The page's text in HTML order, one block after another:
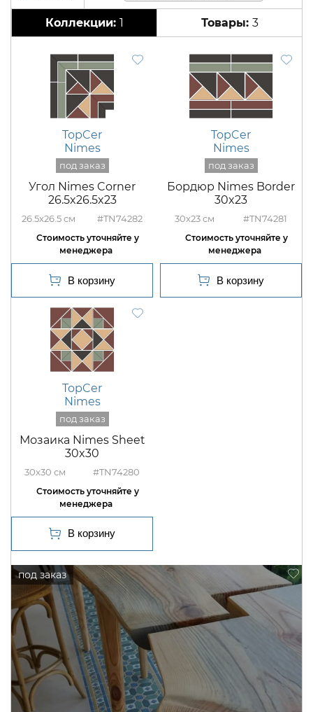
1 3
TopCer
Nimes
Угол Nimes Corner
26.5x26.5x23
26.5x26.5 #TN74282
TopCer
Nimes
Бордюр Nimes Border
30x23
30x23 #TN74281
TopCer
Nimes
Мозаика Nimes Sheet
30x30
30x30 #TN74280